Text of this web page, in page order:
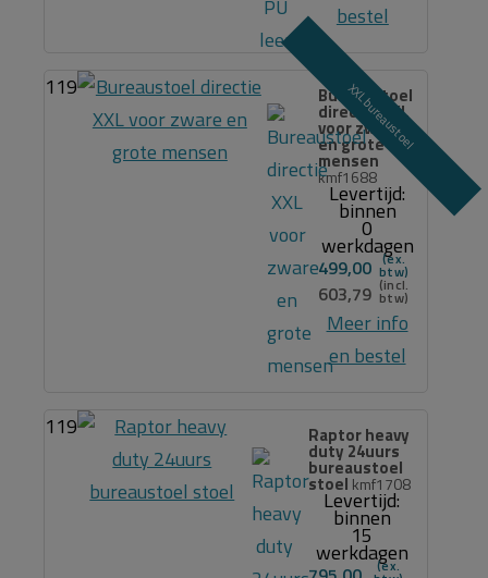
bestel
XXL bureaustoel
119 Bureaustoel
directie XXL
voor zware
en grote
mensen
kmf1688
Levertijd:
binnen
0
werkdagen
499,00
603,79
Meer info
en bestel
119 Raptor heavy
duty 24uurs
bureaustoel
stoel kmf1708
Levertijd:
binnen
15
werkdagen